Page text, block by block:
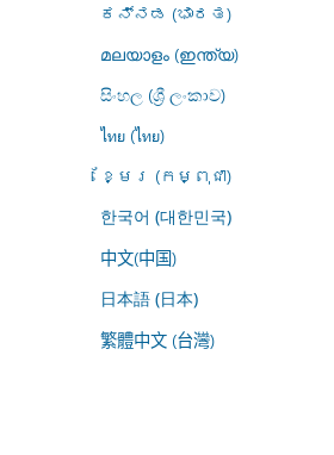
ಕನ್ನಡ (ಭಾರತ)
മലയാളം (ഇന്ത്യ)
සිංහල (ශ්‍රී ලංකාව)
ไทย (ไทย)
ខ្មែរ (កម្ពុជា)
한국어 (대한민국)
中文(中国)
日本語 (日本)
繁體中文 (台灣)